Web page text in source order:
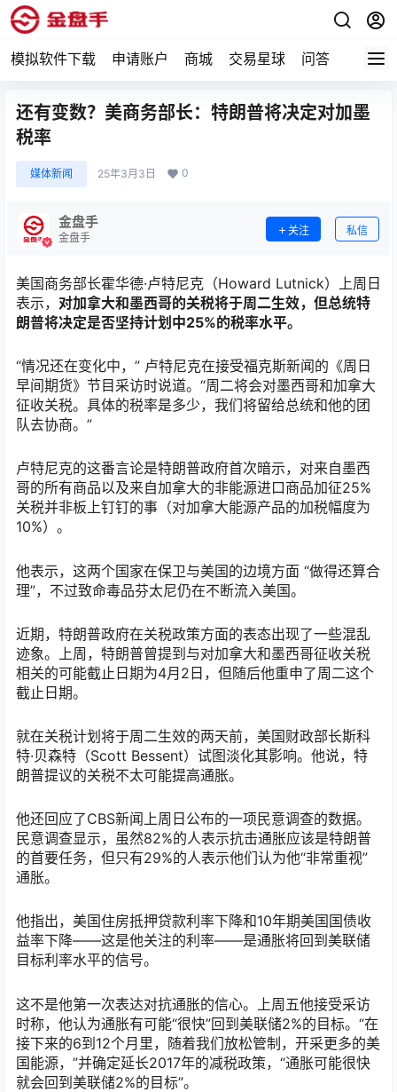
模拟软件下载 申请账户 商城 交易星球 问答 专题
还有变数？美商务部长：特朗普将决定对加墨
税率
媒体新闻 25年3月3日 0
金盘手
金盘手
关注 私信
美国商务部长霍华德·卢特尼克（Howard Lutnick）上周日
表示， 对加拿大和墨西哥的关税将于周二生效，但总统特
朗普将决定是否坚持计划中25%的税率水平。
“情况还在变化中，” 卢特尼克在接受福克斯新闻的《周日
早间期货》节目采访时说道。“周二将会对墨西哥和加拿大
征收关税。具体的税率是多少，我们将留给总统和他的团
队去协商。”
卢特尼克的这番言论是特朗普政府首次暗示，对来自墨西
哥的所有商品以及来自加拿大的非能源进口商品加征25%
关税并非板上钉钉的事（对加拿大能源产品的加税幅度为
10%）。
他表示，这两个国家在保卫与美国的边境方面 “做得还算合
理”，不过致命毒品芬太尼仍在不断流入美国。
近期，特朗普政府在关税政策方面的表态出现了一些混乱
迹象。上周，特朗普曾提到与对加拿大和墨西哥征收关税
相关的可能截止日期为4月2日，但随后他重申了周二这个
截止日期。
就在关税计划将于周二生效的两天前，美国财政部长斯科
特·贝森特（Scott Bessent）试图淡化其影响。他说，特
朗普提议的关税不太可能提高通胀。
他还回应了CBS新闻上周日公布的一项民意调查的数据。
民意调查显示，虽然82%的人表示抗击通胀应该是特朗普
的首要任务，但只有29%的人表示他们认为他“非常重视”
通胀。
他指出，美国住房抵押贷款利率下降和10年期美国国债收
益率下降——这是他关注的利率——是通胀将回到美联储
目标利率水平的信号。
这不是他第一次表达对抗通胀的信心。上周五他接受采访
时称，他认为通胀有可能“很快”回到美联储2%的目标。“在
接下来的6到12个月里，随着我们放松管制，开采更多的美
国能源，”并确定延长2017年的减税政策，“通胀可能很快
就会回到美联储2%的目标”。